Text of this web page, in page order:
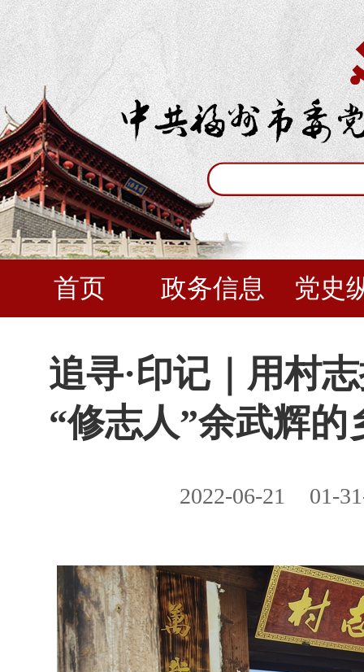
首页 政务信息 党史
追寻·印记｜用村
“修志人”余武辉的
2022-06-21 01-